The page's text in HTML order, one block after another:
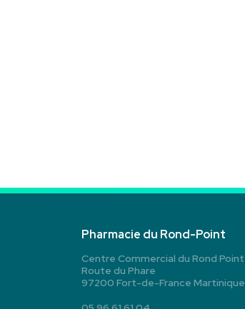
Pharmacie du Rond-Point
Centre Commercial du Rond Point
Route du Phare
97200 Fort-de-France Martinique